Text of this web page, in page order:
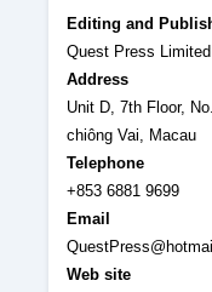
Editing and
Quest Press Limited
Address
Unit D, 7th Floor,
chiông Vai, Macau
Telephone
+853 6881 9699
Email
Web site